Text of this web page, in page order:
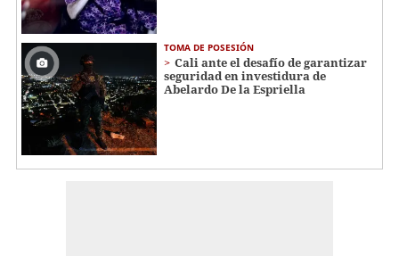
TOMA DE POSESIÓN
Cali ante el desafío de garantizar
seguridad en investidura de
Abelardo De la Espriella